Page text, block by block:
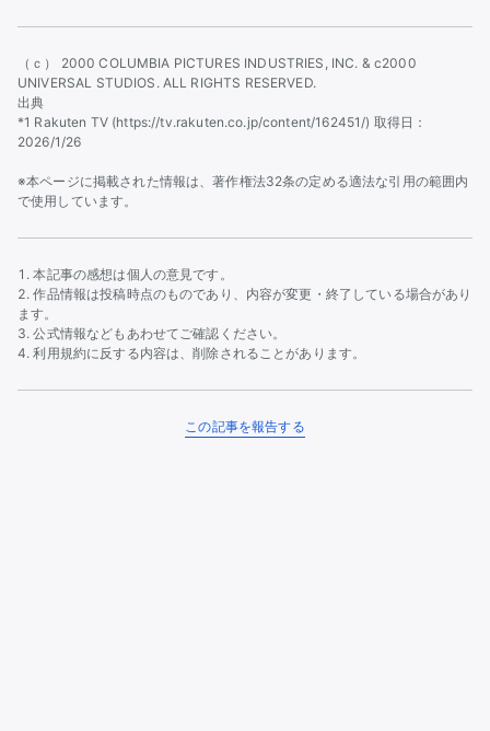
（ｃ） 2000 COLUMBIA PICTURES INDUSTRIES, INC. & c2000
UNIVERSAL STUDIOS. ALL RIGHTS RESERVED.
出典
*1 Rakuten TV (https://tv.rakuten.co.jp/content/162451/) 取得日：
2026/1/26
※本ページに掲載された情報は、著作権法32条の定める適法な引用の範囲内
で使用しています。
本記事の感想は個人の意見です。
作品情報は投稿時点のものであり、内容が変更・終了している場合があり
ます。
公式情報などもあわせてご確認ください。
利用規約に反する内容は、削除されることがあります。
この記事を報告する